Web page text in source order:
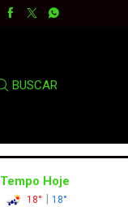
BUSCAR
Tempo Hoje
18° | 18°